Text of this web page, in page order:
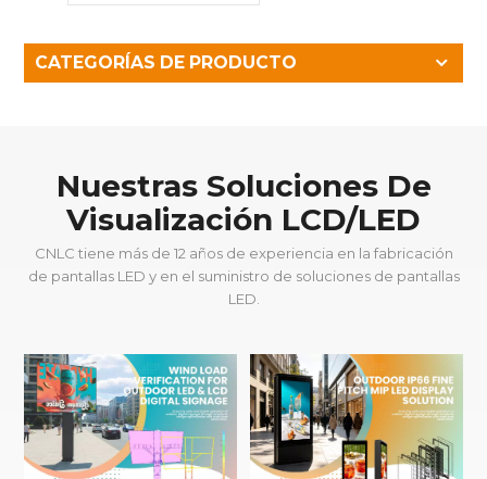
todo en uno para
exteriores, de un
CATEGORÍAS DE PRODUCTO
Nuestras Soluciones De
Visualización LCD/LED
CNLC tiene más de 12 años de experiencia en la fabricación
de pantallas LED y en el suministro de soluciones de pantallas
LED.